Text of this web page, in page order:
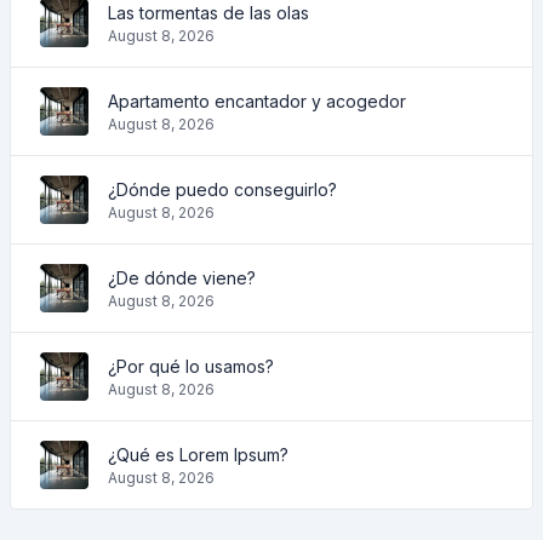
Las tormentas de las olas
August 8, 2026
Apartamento encantador y acogedor
August 8, 2026
¿Dónde puedo conseguirlo?
August 8, 2026
¿De dónde viene?
August 8, 2026
¿Por qué lo usamos?
August 8, 2026
¿Qué es Lorem Ipsum?
August 8, 2026